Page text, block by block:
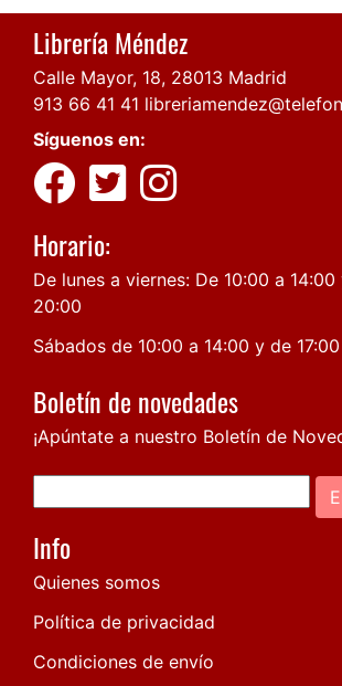
Librería Méndez
Calle Mayor, 18, 28013 Madrid
913 66 41 41
Síguenos en:
Horario:
De lunes a viernes: De 10:00 a
20:00
Sábados de 10:00 a 14:00 y de
Boletín de novedades
¡Apúntate a nuestro Boletín de
Info
Quienes somos
Política de privacidad
Condiciones de envío